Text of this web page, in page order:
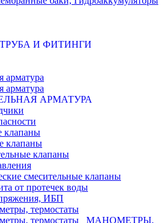
ТРУБА И ФИТИНГИ
арматура
арматура
АРМАТУРА
клапаны
клапаны
клапаны
смесительные клапаны
от протечек воды
ИБП
термостаты
термостаты
МАНОМЕТРЫ,